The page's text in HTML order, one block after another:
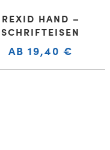
REXID HAND –
SCHRIFTEISEN
AB 19,40 €